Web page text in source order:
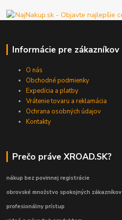
Informácie pre zákazníkov
O nás
Obchodné podmienky
Expedícia a platby
Vrátenie tovaru a reklamácia
Ochrana osobných údajov
Kontakty
Prečo práve XROAD.SK?
nákup bez povinnej registrácie
obrovské množstvo spokojných zákazníkov
profesionálny prístup